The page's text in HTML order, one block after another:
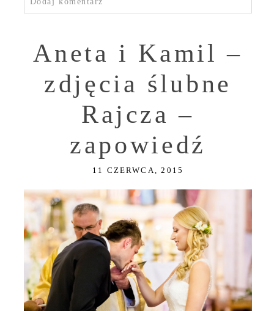
Aneta i Kamil –
zdjęcia ślubne
Rajcza –
zapowiedź
11 CZERWCA, 2015